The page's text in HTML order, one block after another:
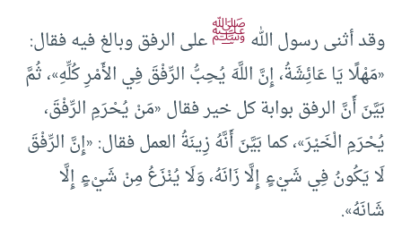
وقد أثنى رسول اللهﷺعلى الرفق وبالغ فيه فقال:
«مَهْلًا يَا عَائِشَةُ، إِنَّ اللَّهَ يُحِبُّ الرِّفْقَ فِي الأَمْرِ كُلِّهِ»، ثُمَّ
بَيَّنَ أَنَّ الرفق بوابة كل خير فقال «مَنْ يُحْرَمِ الرِّفْقَ،
يُحْرَمِ الْخَيْرَ»، كما بَيَّنَ أَنَّهُ زِينَةُ العمل فقال: «إِنَّ الرِّفْقَ
لَا يَكُونُ فِي شَيْءٍ إِلَّا زَانَهُ، وَلَا يُنْزَعُ مِنْ شَيْءٍ إِلَّا
شَانَهُ».